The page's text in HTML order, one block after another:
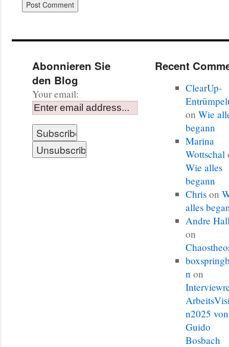
Abonnieren Sie
den Blog
Your email:
Recent
ClearUp-
onWie
begann
Marina
Wottschal
Wie alles
begann
Chris on
alles
Andre
on
n on
n2025 von
Guido
Bosbach